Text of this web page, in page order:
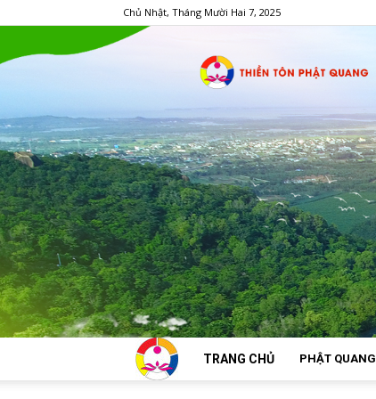
Chủ Nhật, Tháng Mười Hai 7, 2025
TRANG CHỦ PHẬT QUANG